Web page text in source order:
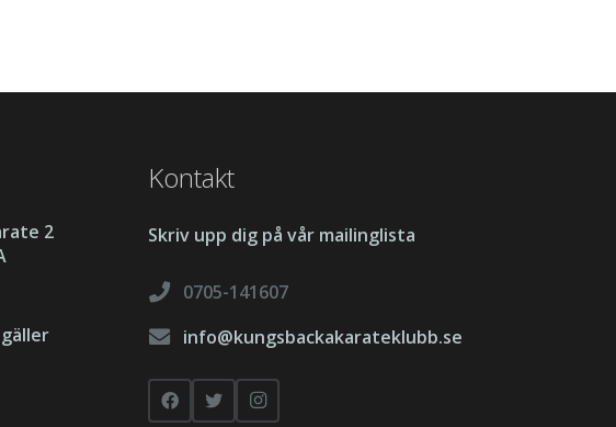
2
gäller
Kontakt
Skriv upp dig på vår mailinglista
0705-141607
info@kungsbackakarateklubb.se